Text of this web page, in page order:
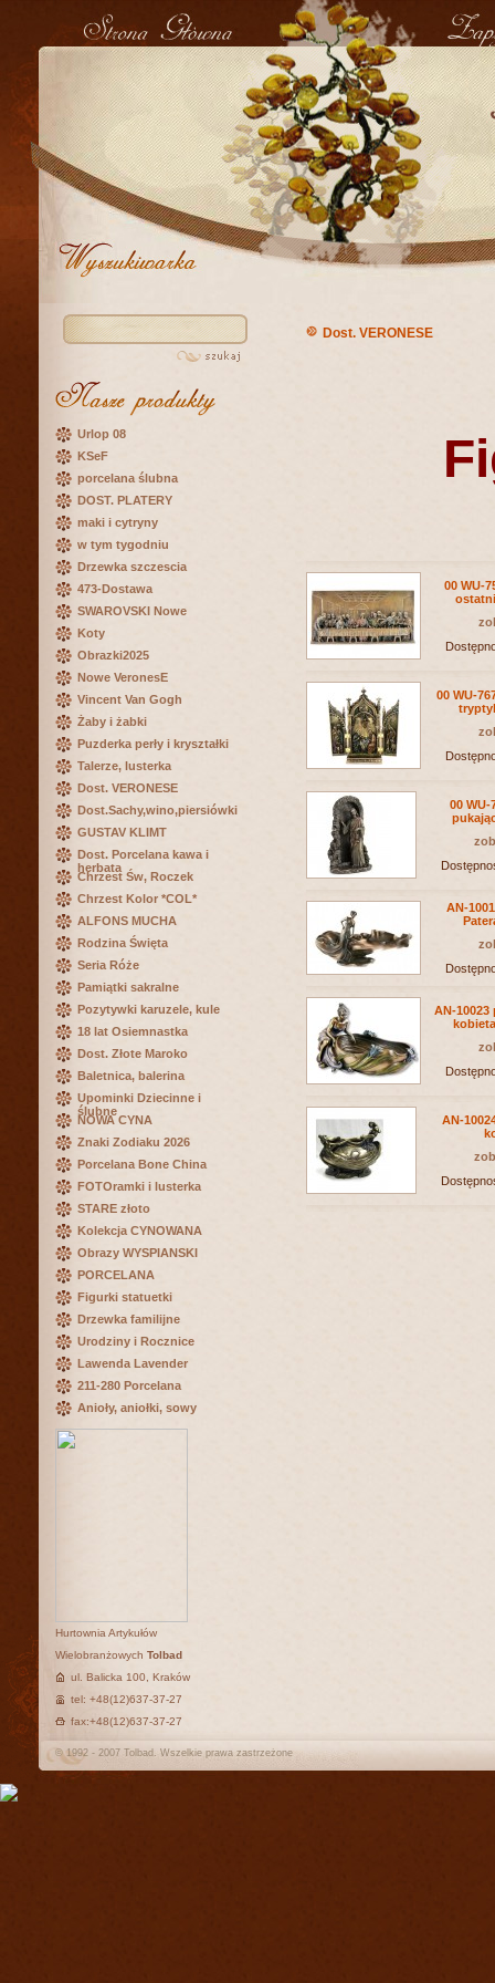
Urlop 08
KSeF
porcelana ślubna
DOST. PLATERY
maki i cytryny
w tym tygodniu
Drzewka szczescia
473-Dostawa
SWAROVSKI Nowe
Koty
Obrazki2025
Nowe VeronesE
Vincent Van Gogh
Żaby i żabki
Puzderka perły i kryształki
Talerze, lusterka
Dost. VERONESE
Dost.Sachy,wino,piersiówki
GUSTAV KLIMT
Dost. Porcelana kawa i
herbata
Chrzest Św, Roczek
Chrzest Kolor *COL*
ALFONS MUCHA
Rodzina Święta
Seria Róże
Pamiątki sakralne
Pozytywki karuzele, kule
18 lat Osiemnastka
Dost. Złote Maroko
Baletnica, balerina
Upominki Dziecinne i
ślubne
NOWA CYNA
Znaki Zodiaku 2026
Porcelana Bone China
FOTOramki i lusterka
STARE złoto
Kolekcja CYNOWANA
Obrazy WYSPIANSKI
PORCELANA
Figurki statuetki
Drzewka familijne
Urodziny i Rocznice
Lawenda Lavender
211-280 Porcelana
Anioły, aniołki, sowy
Dost. VERONESE
00 WU-
00 WU-
00 WU-
AN-
AN-10023
AN-
Hurtownia Artykułów
Wielobranżowych Tolbad
ul. Balicka 100, Kraków
tel: +48(12)637-37-27
fax:+48(12)637-37-27
© 1992 - 2007 Tolbad. Wszelkie prawa zastrzeżone